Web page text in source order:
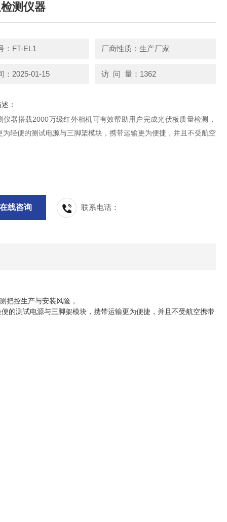
测仪器
：FT-EL1 厂商性质：生产厂家
：2025-01-15 访 问 量：1362
：
仪器搭载2000万级红外相机可有效帮助用户完成光伏板质量检测，
为轻便的测试电源与三脚架模块，携带运输更为便捷，并且不受航空
在线咨询 联系电话：
把控生产与安装风险，
的测试电源与三脚架模块，携带运输更为便捷，并且不受航空携带